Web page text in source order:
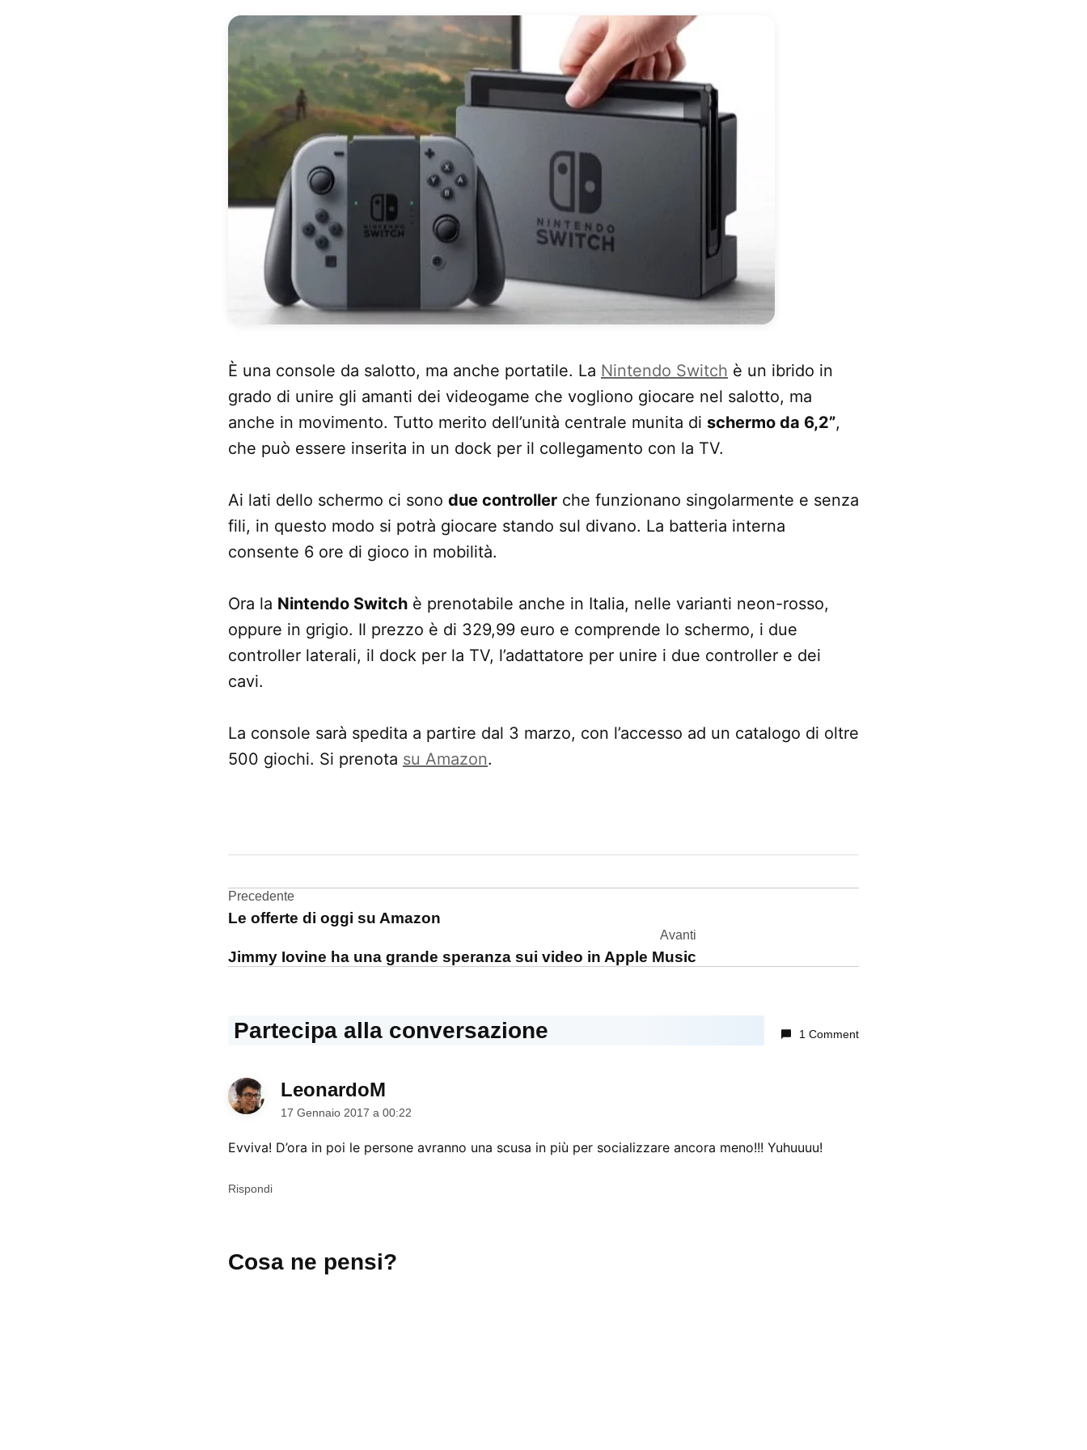
È una console da salotto, ma anche portatile. La Nintendo Switch è un ibrido in
grado di unire gli amanti dei videogame che vogliono giocare nel salotto, ma
anche in movimento. Tutto merito dell’unità centrale munita di schermo da 6,2”,
che può essere inserita in un dock per il collegamento con la TV.
Ai lati dello schermo ci sono due controller che funzionano singolarmente e senza
fili, in questo modo si potrà giocare stando sul divano. La batteria interna
consente 6 ore di gioco in mobilità.
Ora la Nintendo Switch è prenotabile anche in Italia, nelle varianti neon-rosso,
oppure in grigio. Il prezzo è di 329,99 euro e comprende lo schermo, i due
controller laterali, il dock per la TV, l’adattatore per unire i due controller e dei
cavi.
La console sarà spedita a partire dal 3 marzo, con l’accesso ad un catalogo di oltre
500 giochi. Si prenota su Amazon.
Navigazione
Precedente
Le offerte di oggi su Amazon
Avanti
Jimmy Iovine ha una grande speranza sui video in Apple Music
Partecipa alla conversazione 1 Comment
LeonardoM
17 Gennaio 2017 a 00:22
Evviva! D’ora in poi le persone avranno una scusa in più per socializzare ancora meno!!! Yuhuuuu!
Rispondi
un
Cosa ne pensi?